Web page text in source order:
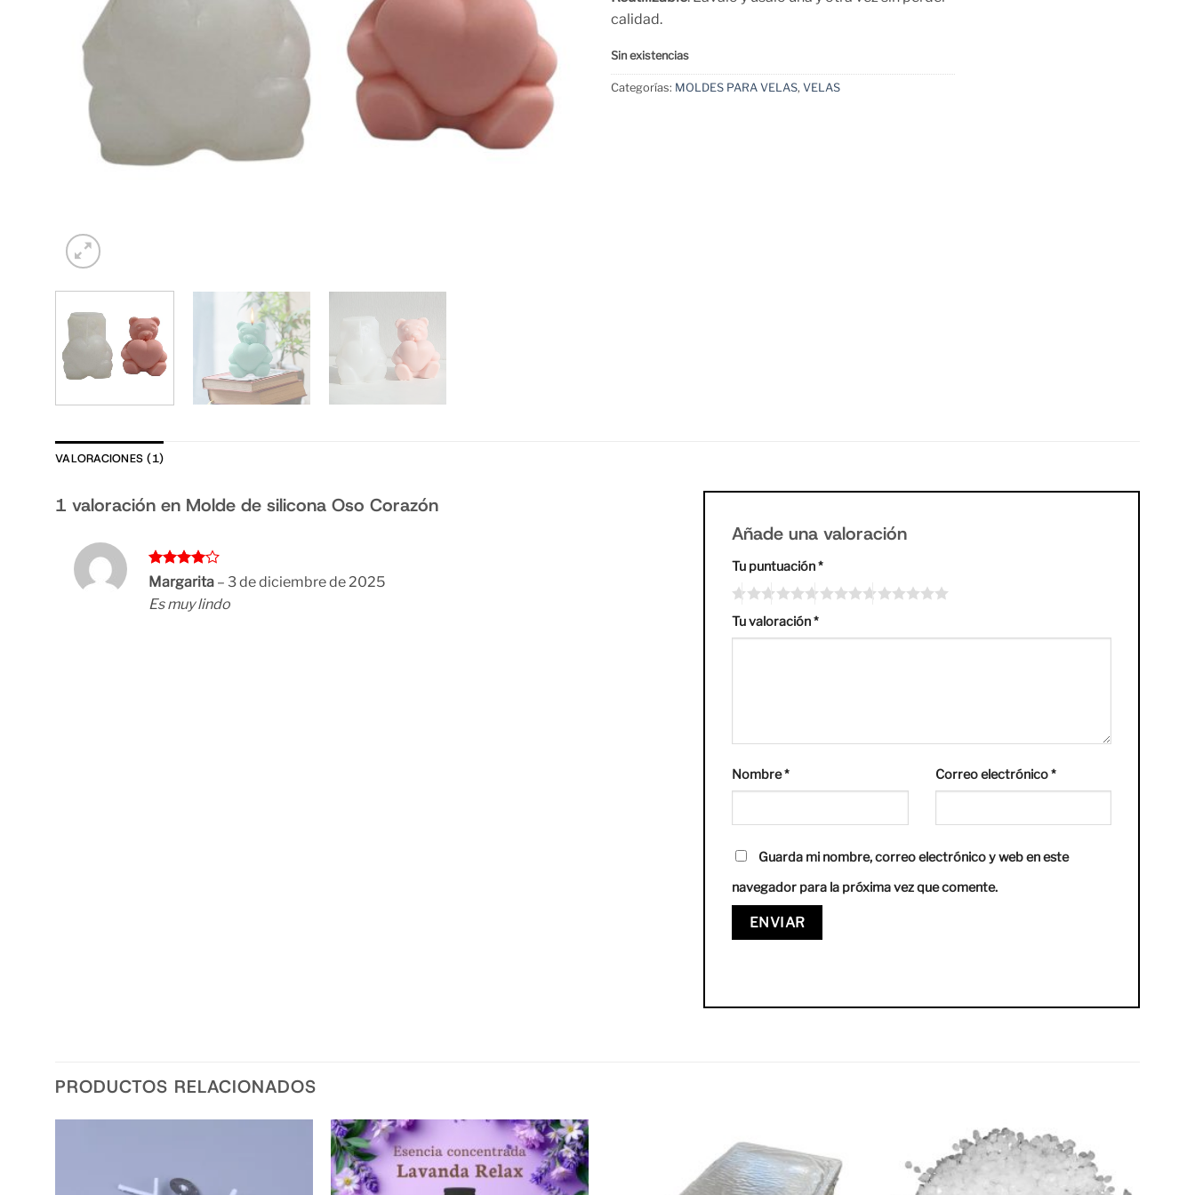
calidad.
Sin existencias
Categorías: MOLDES PARA VELAS, VELAS
VALORACIONES (1)
1 valoración en Molde de silicona Oso Corazón
Valorado
con4de
5
Margarita – 3 de diciembre de 2025
Es muy lindo
Añade una valoración
Tu puntuación*
Tu valoración*
Nombre* Correo electrónico*
Guarda mi nombre, correo electrónico y web en este
navegador para la próxima vez que comente.
PRODUCTOS RELACIONADOS